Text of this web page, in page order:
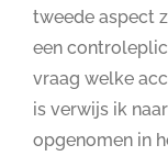
tweede aspect
een
vraag welke
is verwijs ik
opgenomen in